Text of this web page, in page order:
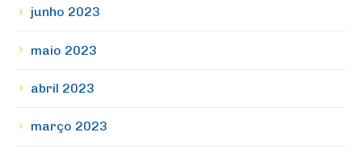
junho 2023
maio 2023
abril 2023
março 2023